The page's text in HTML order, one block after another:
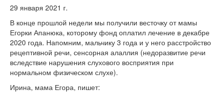
29 января 2021 г.
В конце прошлой недели мы получили весточку от мамы
Егорки Апанюка, которому фонд оплатил лечение в декабре
2020 года. Напомним, мальчику 3 года и у него расстройство
рецептивной речи, сенсорная алаллия (недоразвитие речи
вследствие нарушения слухового восприятия при
нормальном физическом слухе).
Ирина, мама Егора, пишет: